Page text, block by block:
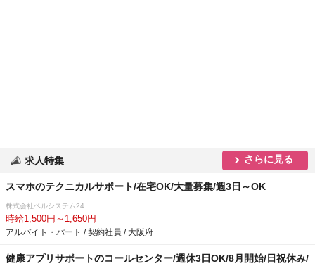
求人特集 さらに見る
スマホのテクニカルサポート/在宅OK/大量募集/週3日～OK
株式会社ベルシステム24
時給1,500円～1,650円
アルバイト・パート / 契約社員 / 大阪府
健康アプリサポートのコールセンター/週休3日OK/8月開始/日祝休み/